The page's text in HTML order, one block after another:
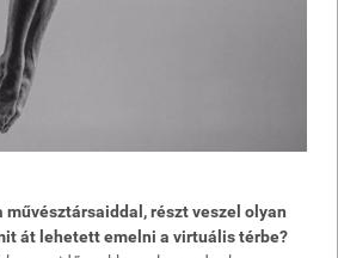
művésztársaiddal, részt veszel olyan
át lehetett emelni a virtuális térbe?